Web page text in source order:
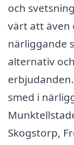
och
värt att även
närliggande
alternativ
smed i
Skogstorp,